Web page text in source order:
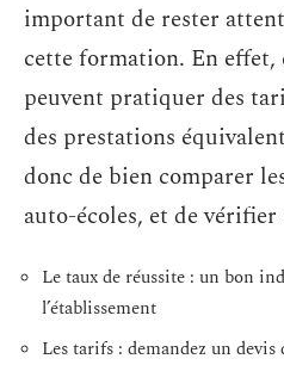
important de rester
cette formation. En effet,
peuvent pratiquer des
des prestations
donc de bien comparer
auto-écoles, et de
Le taux de réussite : un bon
l’établissement
Les tarifs : demandez un